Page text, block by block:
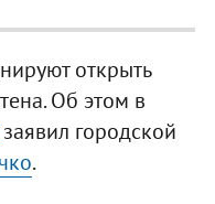
открыть
Об этом в
городской
.